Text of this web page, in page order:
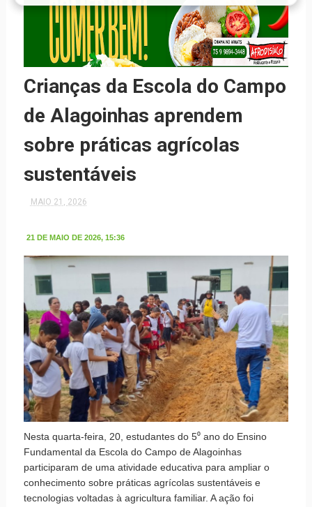
Crianças da Escola do Campo
de Alagoinhas aprendem
sobre práticas agrícolas
sustentáveis
MAIO 21, 2026
21 DE MAIO DE 2026, 15:36
Nesta quarta-feira, 20, estudantes do 5⁰ ano do Ensino
Fundamental da Escola do Campo de Alagoinhas
participaram de uma atividade educativa para ampliar o
conhecimento sobre práticas agrícolas sustentáveis e
tecnologias voltadas à agricultura familiar. A ação foi